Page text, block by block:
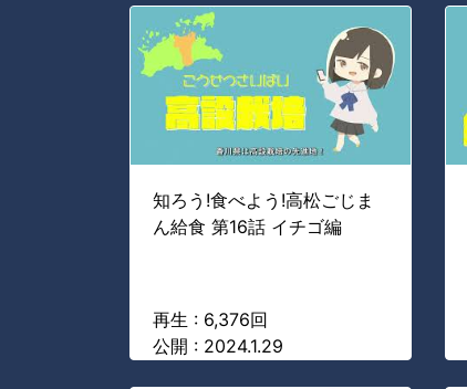
知ろう!食べよう!高松ごじま
ん給食 第16話 イチゴ編
再生 : 6,376回
公開 : 2024.1.29